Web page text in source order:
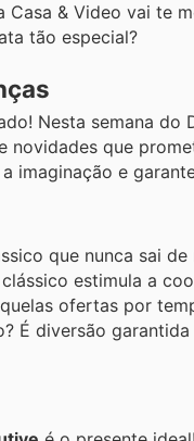
& Video vai te
tão especial?
Nesta semana do
que
imaginação e
que nunca sai
estimula a
ofertas por
É diversão